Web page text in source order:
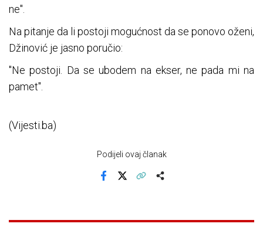
ne".
Na pitanje da li postoji mogućnost da se ponovo oženi,
Džinović je jasno poručio:
"Ne postoji. Da se ubodem na ekser, ne pada mi na
pamet".
(Vijesti.ba)
Podijeli ovaj članak